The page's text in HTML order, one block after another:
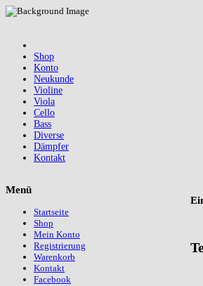
Shop
Konto
Neukunde
Violine
Viola
Cello
Bass
Diverse
Dämpfer
Kontakt
Menü
Startseite
Shop
Mein Konto
Registrierung
Warenkorb
Kontakt
Facebook